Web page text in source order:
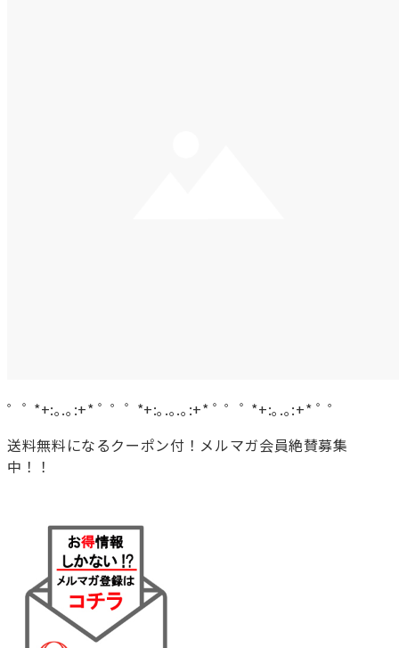
゜ﾟ *+:｡.｡:+* ﾟ ゜ﾟ *+:｡.｡.｡:+* ﾟ ゜ﾟ *+:｡.｡:+* ﾟ ゜
送料無料になるクーポン付！メルマガ会員絶賛募集
中！！